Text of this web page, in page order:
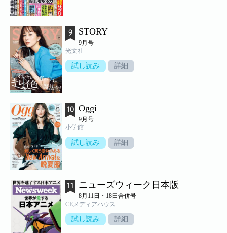
STORY
9月号
光文社
試し読み 詳細
Oggi
9月号
小学館
試し読み 詳細
ニューズウィーク日本版
8月11日・18日合併号
CEメディアハウス
試し読み 詳細